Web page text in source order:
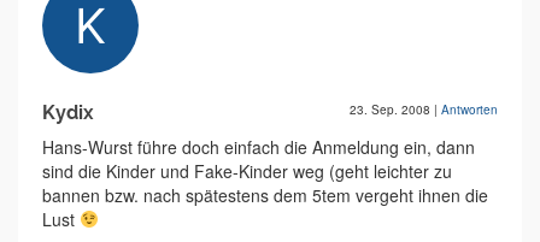
Kydix 23. Sep. 2008 | Antworten
Hans-Wurst führe doch einfach die Anmeldung ein, dann
sind die Kinder und Fake-Kinder weg (geht leichter zu
bannen bzw. nach spätestens dem 5tem vergeht ihnen die
Lust